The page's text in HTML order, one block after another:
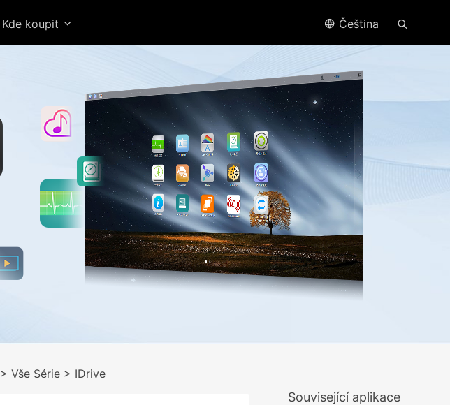
Kde koupit Čeština
> Vše Série > IDrive
Související aplikace